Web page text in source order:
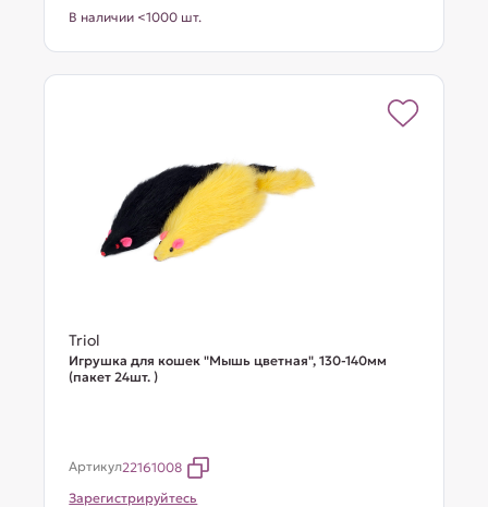
В наличии <1000 шт.
Triol
Игрушка для кошек "Мышь цветная", 130-140мм
(пакет 24шт. )
Артикул22161008
Зарегистрируйтесь